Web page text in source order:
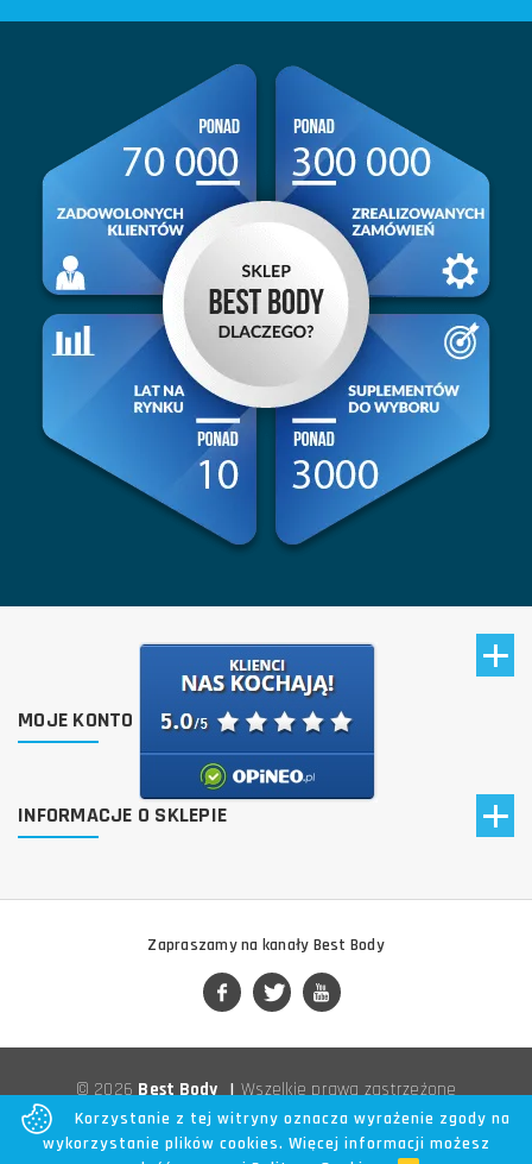
MOJE KONTO
INFORMACJE O SKLEPIE
Zapraszamy na kanały Best Body
© 2026Best Body | Wszelkie prawa zastrzeżone
Korzystanie z tej witryny oznacza wyrażenie zgody na
wykorzystanie plików cookies. Więcej informacji możesz